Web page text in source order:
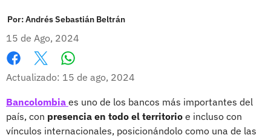
Por:Andrés Sebastián Beltrán
15 de Ago, 2024
Facebook
X
Actualizado: 15 de ago, 2024
Bancolombia es uno de los bancos más importantes del
país, con presencia en todo el territorio e incluso con
vínculos internacionales, posicionándolo como una de las